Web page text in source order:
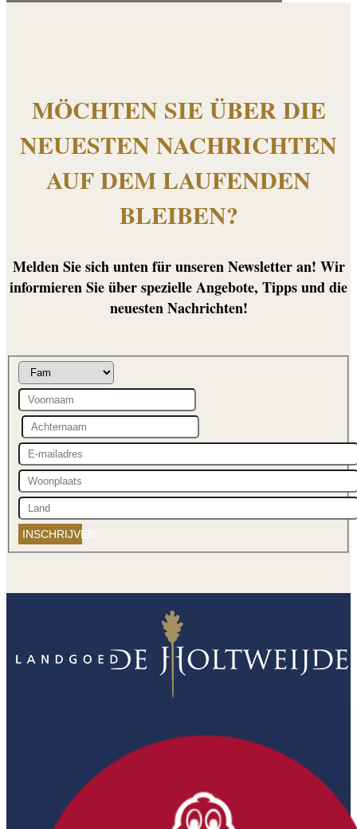
MÖCHTEN SIE ÜBER DIE
NEUESTEN NACHRICHTEN
AUF DEM LAUFENDEN
BLEIBEN?
Melden Sie sich unten für unseren Newsletter an! Wir
informieren Sie über spezielle Angebote, Tipps und die
neuesten Nachrichten!
INSCHRIJVEN